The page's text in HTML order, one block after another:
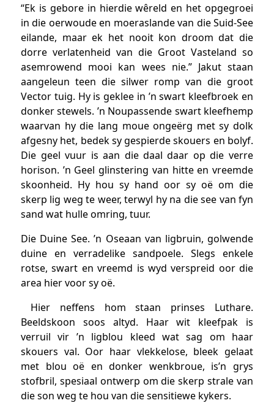
“Ek is gebore in hierdie wêreld en het opgegroei
in die oerwoude en moeraslande van die Suid-See
eilande, maar ek het nooit kon droom dat die
dorre verlatenheid van die Groot Vasteland so
asemrowend mooi kan wees nie.” Jakut staan
aangeleun teen die silwer romp van die groot
Vector tuig. Hy is geklee in ’n swart kleefbroek en
donker stewels. ’n Noupassende swart kleefhemp
waarvan hy die lang moue ongeërg met sy dolk
afgesny het, bedek sy gespierde skouers en bolyf.
Die geel vuur is aan die daal daar op die verre
horison. ’n Geel glinstering van hitte en vreemde
skoonheid. Hy hou sy hand oor sy oë om die
skerp lig weg te weer, terwyl hy na die see van fyn
sand wat hulle omring, tuur.
Die Duine See. ’n Oseaan van ligbruin, golwende
duine en verradelike sandpoele. Slegs enkele
rotse, swart en vreemd is wyd verspreid oor die
area hier voor sy oë.
Hier neffens hom staan prinses Luthare.
Beeldskoon soos altyd. Haar wit kleefpak is
verruil vir ’n ligblou kleed wat sag om haar
skouers val. Oor haar vlekkelose, bleek gelaat
met blou oë en donker wenkbroue, is’n grys
stofbril, spesiaal ontwerp om die skerp strale van
die son weg te hou van die sensitiewe kykers.